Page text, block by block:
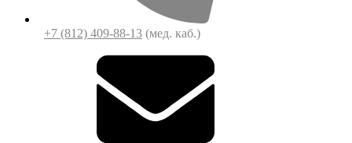
+7 (812) 409-88-13 (мед. каб.)